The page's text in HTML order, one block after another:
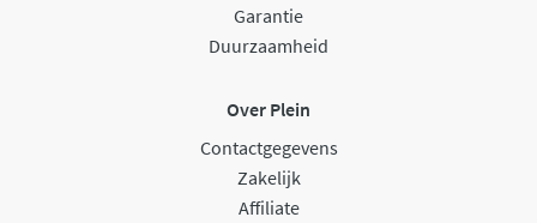
Garantie
Duurzaamheid
Over Plein
Contactgegevens
Zakelijk
Affiliate